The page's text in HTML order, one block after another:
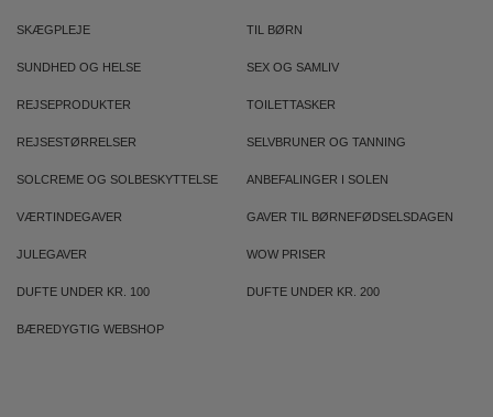
SKÆGPLEJE TIL BØRN
SUNDHED OG HELSE SEX OG SAMLIV
REJSEPRODUKTER TOILETTASKER
REJSESTØRRELSER SELVBRUNER OG TANNING
SOLCREME OG SOLBESKYTTELSE ANBEFALINGER I SOLEN
VÆRTINDEGAVER GAVER TIL BØRNEFØDSELSDAGEN
JULEGAVER WOW PRISER
DUFTE UNDER KR. 100 DUFTE UNDER KR. 200
BÆREDYGTIG WEBSHOP